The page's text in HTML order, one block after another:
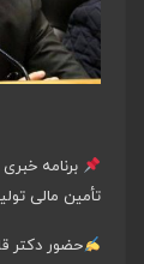
برنامه
تأمین مالی
حضور دکتر